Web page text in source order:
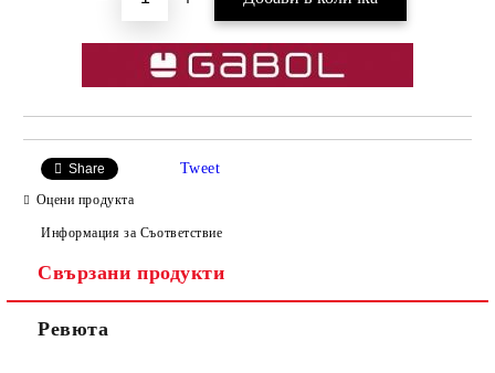
Share Tweet
Оцени продукта
Информация за Съответствие
Свързани продукти
Ревюта